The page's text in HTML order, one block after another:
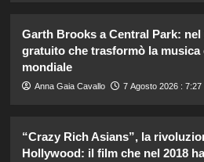
Lorella
“Ho
bis
Garth Brooks a Central Park: nel
gratuito che trasformò la
mondiale
Anna Gaia Cavallo 7 Agosto 2026 : 7:27
“Crazy Rich Asians”, la
Hollywood: il film che nel 2018